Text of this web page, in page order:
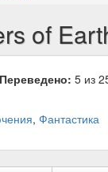
of
Переведено: 5 из
, Фантастика